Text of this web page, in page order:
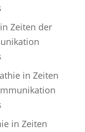
Zeiten der
in Zeiten
in Zeiten